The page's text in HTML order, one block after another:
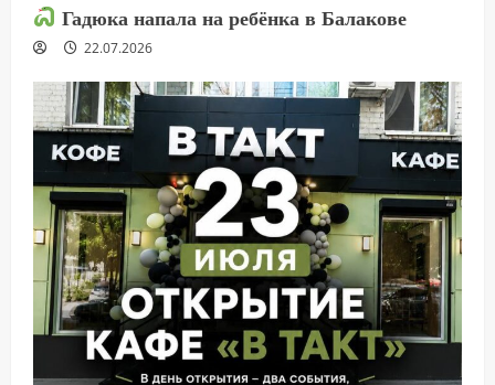
Гадюка напала на ребёнка в Балакове
22.07.2026